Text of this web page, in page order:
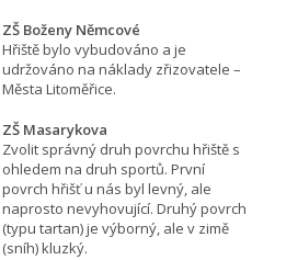
ZŠ Boženy Němcové
Hřiště bylo vybudováno a je
udržováno na náklady zřizovatele –
Města Litoměřice.
ZŠ Masarykova
Zvolit správný druh povrchu hřiště s
ohledem na druh sportů. První
povrch hřišť u nás byl levný, ale
naprosto nevyhovující. Druhý povrch
(typu tartan) je výborný, ale v zimě
(sníh) kluzký.